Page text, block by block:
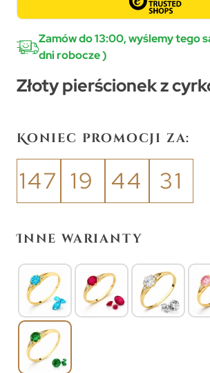
Zamów do 13:00, wyślemy tego
dni robocze )
Złoty pierścionek z
Koniec promocji za:
147 19 44 31
Inne warianty